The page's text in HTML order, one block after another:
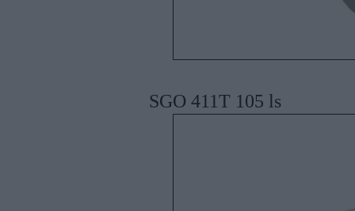
SGO 411T 105 ls